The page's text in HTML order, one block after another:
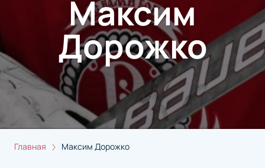
Максим
Дорожко
Главная Максим Дорожко